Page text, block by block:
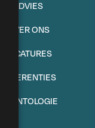
ADVIES
OVER ONS
VACATURES
REFERENTIES
DEONTOLOGIE